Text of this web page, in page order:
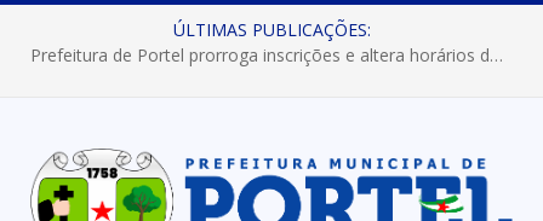
ÚLTIMAS PUBLICAÇÕES:
Prefeitura de Portel abre inscrições para concursos que elegerão os destaques do Verão 2026